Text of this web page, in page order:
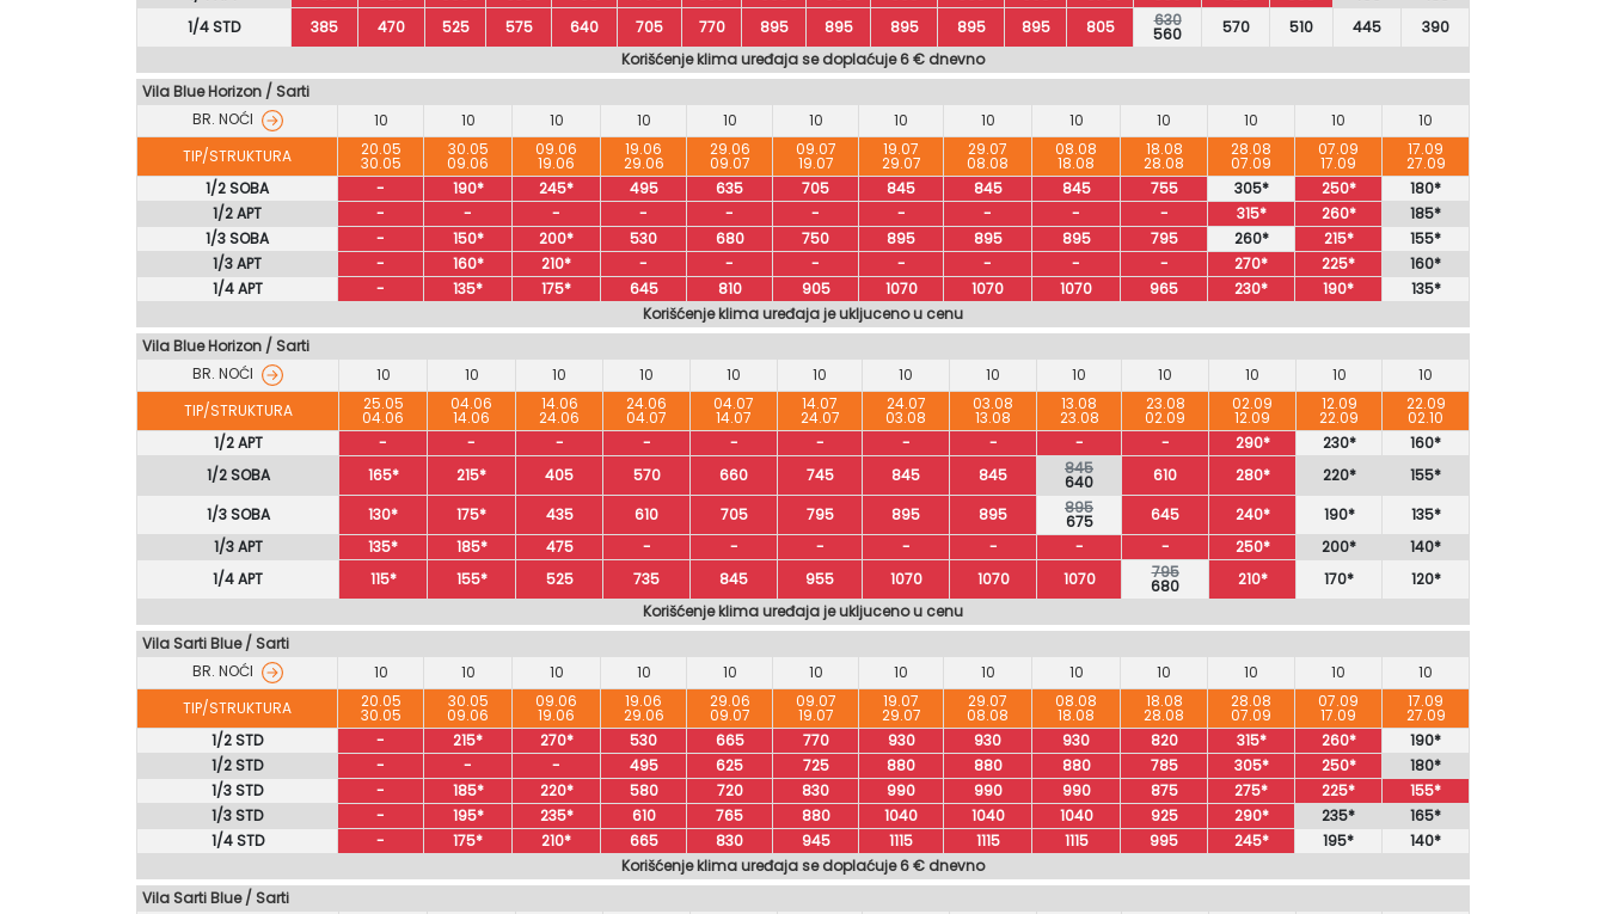
1/4 STD
385 470 525 575 640 705 770 895 895 895 895 895 805 630
560 570 510 445
390
Korišćenje klima uređaja se doplaćuje 6 € dnevno
Vila Blue Horizon / Sarti
BR. NOĆI
10 10 10 10 10 10 10 10 10 10 10 10
10
TIP/STRUKTURA
20.05
30.05
30.05
09.06
09.06
19.06
19.06
29.06
29.06
09.07
09.07
19.07
19.07
29.07
29.07
08.08
08.08
18.08
18.08
28.08
28.08
07.09
07.09
17.09
17.09
27.09
1/2 SOBA
- 190* 245* 495 635 705 845 845 845 755 305* 250*
180*
1/2 APT
- - - - - - - - - - 315* 260*
185*
1/3 SOBA
- 150* 200* 530 680 750 895 895 895 795 260* 215*
155*
1/3 APT
- 160* 210* - - - - - - - 270* 225*
160*
1/4 APT
- 135* 175* 645 810 905 1070 1070 1070 965 230* 190*
135*
Korišćenje klima uređaja je ukljuceno u cenu
Vila Blue Horizon / Sarti
BR. NOĆI
10 10 10 10 10 10 10 10 10 10 10 10
10
TIP/STRUKTURA
25.05
04.06
04.06
14.06
14.06
24.06
24.06
04.07
04.07
14.07
14.07
24.07
24.07
03.08
03.08
13.08
13.08
23.08
23.08
02.09
02.09
12.09
12.09
22.09
22.09
02.10
1/2 APT
- - - - - - - - - - 290* 230*
160*
1/2 SOBA
165* 215* 405 570 660 745 845 845 845
640 610 280* 220*
155*
1/3 SOBA
130* 175* 435 610 705 795 895 895 895
675 645 240* 190*
135*
1/3 APT
135* 185* 475 - - - - - - - 250* 200*
140*
1/4 APT
115* 155* 525 735 845 955 1070 1070 1070 795
680 210* 170*
120*
Korišćenje klima uređaja je ukljuceno u cenu
Vila Sarti Blue / Sarti
BR. NOĆI
10 10 10 10 10 10 10 10 10 10 10 10
10
TIP/STRUKTURA
20.05
30.05
30.05
09.06
09.06
19.06
19.06
29.06
29.06
09.07
09.07
19.07
19.07
29.07
29.07
08.08
08.08
18.08
18.08
28.08
28.08
07.09
07.09
17.09
17.09
27.09
1/2 STD
- 215* 270* 530 665 770 930 930 930 820 315* 260*
190*
1/2 STD
- - - 495 625 725 880 880 880 785 305* 250*
180*
1/3 STD
- 185* 220* 580 720 830 990 990 990 875 275* 225*
155*
1/3 STD
- 195* 235* 610 765 880 1040 1040 1040 925 290* 235*
165*
1/4 STD
- 175* 210* 665 830 945 1115 1115 1115 995 245* 195*
140*
Korišćenje klima uređaja se doplaćuje 6 € dnevno
Vila Sarti Blue/ Sarti